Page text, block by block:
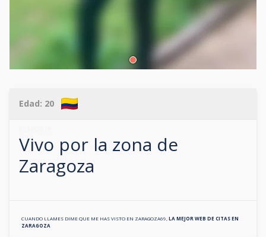
Edad: 20
Vivo por la zona de
Zaragoza
CUANDO LLAMES DIME QUE ME HAS VISTO EN ZARAGOZA69 LA MEJOR WEB DE CITAS EN
ZARAGOZA